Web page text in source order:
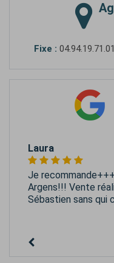
Fixe : 04.94.19.71.01
Laura
Je
Argens!!! Vente
Sébastien sans qui